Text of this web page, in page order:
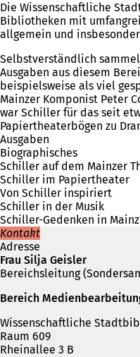
Die Wissenschaftliche
Bibliotheken mit
allgemein und
Selbstverständlich
Ausgaben aus diesem
beispielsweise als viel
Mainzer Komponist Peter
war Schiller für das seit
Papiertheaterbögen zu
Ausgaben
Biographisches
Schiller auf dem Mainzer
Schiller im Papiertheater
Von Schiller inspiriert
Schiller in der Musik
Schiller-Gedenken in Mainz
Kontakt
Adresse
Frau Silja Geisler
Bereichsleitung
Bereich
Wissenschaftliche
Raum 609
Rheinallee 3 B